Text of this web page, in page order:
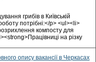
грибів в Київській
потрібні:</p> <ul><li>
компосту для
на різку
опису вакансії в Черкасах